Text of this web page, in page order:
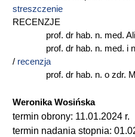
streszczenie
RECENZJE
prof. dr hab. n. med.
prof. dr hab. n. med. i n. o
/ recenzja
prof. dr hab. n. o zdr.
Weronika Wosińska
termin obrony: 11.01.2024 r.
termin nadania stopnia: